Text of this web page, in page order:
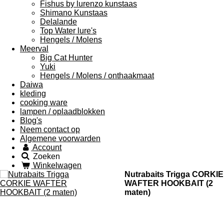
Fishus by lurenzo kunstaas
Shimano Kunstaas
Delalande
Top Water lure's
Hengels / Molens
Meerval
Big Cat Hunter
Yuki
Hengels / Molens / onthaakmaat
Daiwa
kleding
cooking ware
lampen / oplaadblokken
Blog's
Neem contact op
Algemene voorwarden
Account
Zoeken
Winkelwagen
Nutrabaits Trigga CORKIE
WAFTER HOOKBAIT (2
maten)